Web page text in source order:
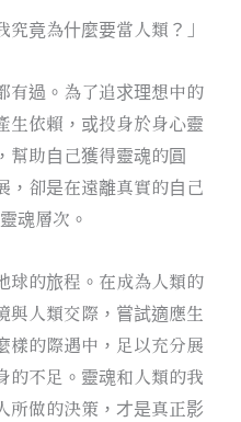
竟為什麼要當人類？」
有過。為了追求理想中的
生依賴，或投身於身心靈
幫助自己獲得靈魂的圓
，卻是在遠離真實的自己
魂層次。
球的旅程。在成為人類的
與人類交際，嘗試適應生
樣的際遇中，足以充分展
的不足。靈魂和人類的我
所做的決策，才是真正影